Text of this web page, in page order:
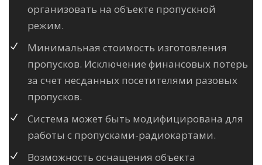
организовать на объекте пропускной
режим.
Минимальная стоимость изготовления
пропусков. Исключение финансовых потерь
за счет несданных посетителями разовых
пропусков.
Система может быть модифицирована для
работы с пропусками-радиокартами.
Возможность оснащения объекта